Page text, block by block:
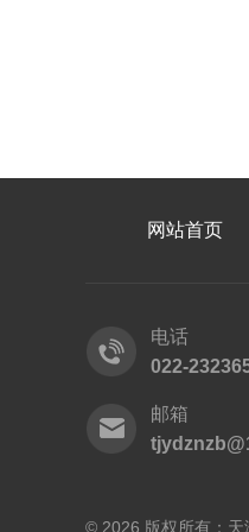
网站首页
电话
022-
邮箱
© 2026 版权所有：